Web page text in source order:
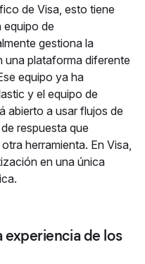
de Visa, esto tiene
de
gestiona la
una plataforma diferente
equipo ya ha
y el equipo de
abierto a usar flujos de
respuesta que
herramienta. En Visa,
en una única
experiencia de los